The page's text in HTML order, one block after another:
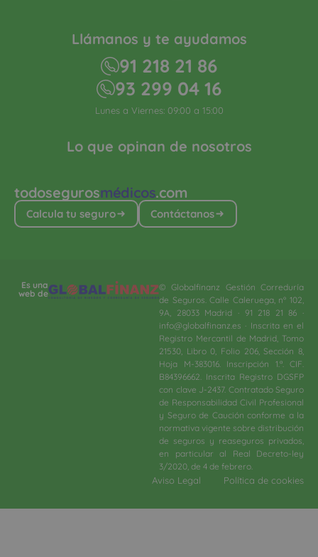
todosegurosmédicos.com
Calcula tu seguro Contáctanos
Lo que opinan de nosotros
Llámanos y te ayudamos
91 218 21 86
93 299 04 16
Lunes a Viernes: 09:00 a 15:00
Es una
web de
© Globalfinanz Gestión Correduría
de Seguros. Calle Caleruega, nº 102,
9A, 28033 Madrid · 91 218 21 86 ·
info@globalfinanz.es · Inscrita en el
Registro Mercantil de Madrid, Tomo
21530, Libro 0, Folio 206, Sección 8,
Hoja M-383016. Inscripción 1.ª. CIF.
B84396662. Inscrita Registro DGSFP
con clave J-2437. Contratado Seguro
de Responsabilidad Civil Profesional
y Seguro de Caución conforme a la
normativa vigente sobre distribución
de seguros y reaseguros privados,
en particular al Real Decreto-ley
3/2020, de 4 de febrero.​
Aviso Legal Política de cookies